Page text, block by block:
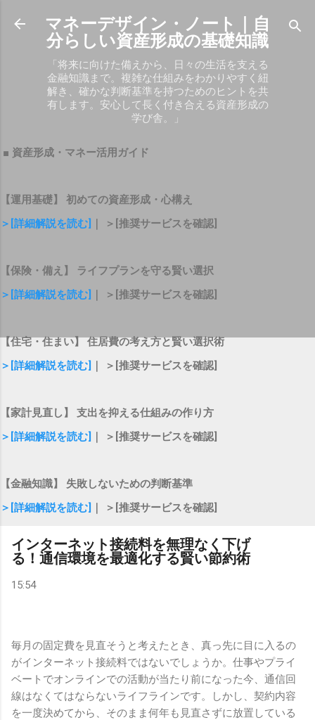
スキップしてメイン コンテンツに移動
マネーデザイン・ノート｜自
分らしい資産形成の基礎知識
「将来に向けた備えから、日々の生活を支える
金融知識まで。複雑な仕組みをわかりやすく紐
解き、確かな判断基準を持つためのヒントを共
有します。安心して長く付き合える資産形成の
学び舎。」
■ 資産形成・マネー活用ガイド
【運用基礎】 初めての資産形成・心構え
＞[詳細解説を読む]
｜ ＞[推奨サービスを確認]
【保険・備え】 ライフプランを守る賢い選択
＞[詳細解説を読む]
｜ ＞[推奨サービスを確認]
【住宅・住まい】 住居費の考え方と賢い選択術
＞[詳細解説を読む]
｜ ＞[推奨サービスを確認]
【家計見直し】 支出を抑える仕組みの作り方
＞[詳細解説を読む]
｜ ＞[推奨サービスを確認]
【金融知識】 失敗しないための判断基準
＞[詳細解説を読む]
｜ ＞[推奨サービスを確認]
インターネット接続料を無理なく下げ
る！通信環境を最適化する賢い節約術
15:54
毎月の固定費を見直そうと考えたとき、真っ先に目に入るの
がインターネット接続料ではないでしょうか。仕事やプライ
ベートでオンラインでの活動が当たり前になった今、通信回
線はなくてはならないライフラインです。しかし、契約内容
を一度決めてから、そのまま何年も見直さずに放置している